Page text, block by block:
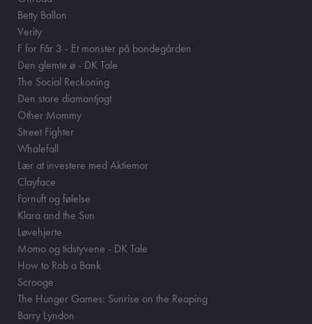
Betty Ballon
Verity
F for Får 3 - Et monster på bondegården
Den glemte ø - DK Tale
The Social Reckoning
Den store diamantjagt
Other Mommy
Street Fighter
Whalefall
Lær at investere med Aktiemor
Clayface
Fornuft og følelse
Klara and the Sun
Løvehjerte
Momo og tidstyvene - DK Tale
How to Rob a Bank
Scrooge
The Hunger Games: Sunrise on the Reaping
Barry Lyndon